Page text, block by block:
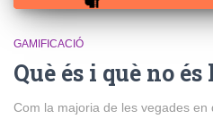
GAMIFICACIÓ
Què és i què no
Com la majoria de les vegades